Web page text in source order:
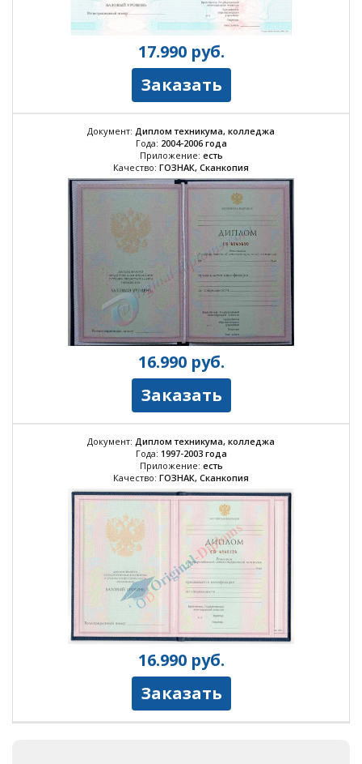
17.990 руб.
Заказать
Документ: Диплом техникума, колледжа
Года: 2004-2006 года
Приложение: есть
Качество: ГОЗНАК, Сканкопия
16.990 руб.
Заказать
Документ: Диплом техникума, колледжа
Года: 1997-2003 года
Приложение: есть
Качество: ГОЗНАК, Сканкопия
16.990 руб.
Заказать